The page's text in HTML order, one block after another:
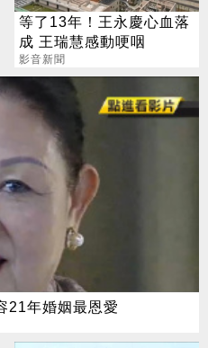
等了13年！王永慶心血落
成 王瑞慧感動哽咽
影音新聞
21年婚姻最恩愛